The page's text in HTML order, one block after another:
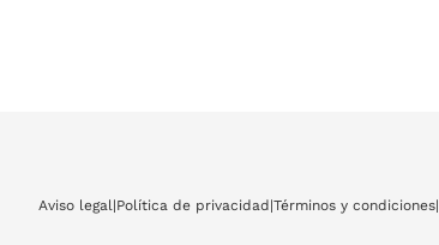
Aviso legal |Política de privacidad|Términos y condiciones|